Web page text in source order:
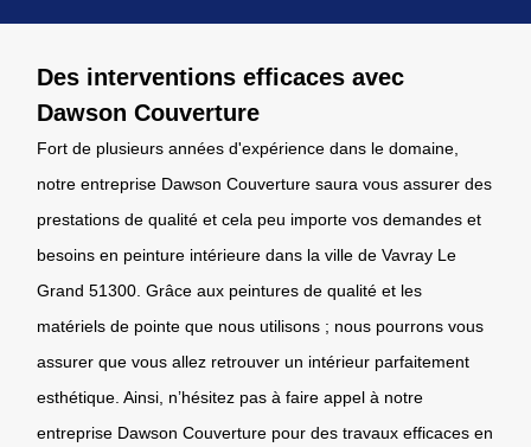
Des interventions efficaces avec
Dawson Couverture
Fort de plusieurs années d'expérience dans le domaine,
notre entreprise Dawson Couverture saura vous assurer des
prestations de qualité et cela peu importe vos demandes et
besoins en peinture intérieure dans la ville de Vavray Le
Grand 51300. Grâce aux peintures de qualité et les
matériels de pointe que nous utilisons ; nous pourrons vous
assurer que vous allez retrouver un intérieur parfaitement
esthétique. Ainsi, n’hésitez pas à faire appel à notre
entreprise Dawson Couverture pour des travaux efficaces en